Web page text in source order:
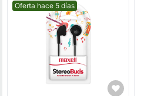
Mejor precio.
Oferta hace 5 días